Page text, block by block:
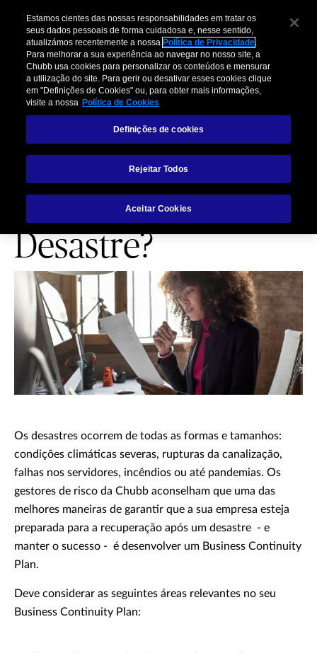
GESTÃO DE RISCO
A Sua Empresa está
Preparada para
Recuperar de um
Desastre?
Os desastres ocorrem de todas as formas e tamanhos:
condições climáticas severas, rupturas da canalização,
falhas nos servidores, incêndios ou até pandemias. Os
gestores de risco da Chubb aconselham que uma das
melhores maneiras de garantir que a sua empresa esteja
preparada para a recuperação após um desastre - e
manter o sucesso - é desenvolver um Business Continuity
Plan.
Deve considerar as seguintes áreas relevantes no seu
Business Continuity Plan:
Estamos cientes das nossas responsabilidades em tratar os
seus dados pessoais de forma cuidadosa e, nesse sentido,
atualizámos recentemente a nossa Política de Privacidade.
Para melhorar a sua experiência ao navegar no nosso site, a
Chubb usa cookies para personalizar os conteúdos e mensurar
a utilização do site. Para gerir ou desativar esses cookies clique
em "Definições de Cookies" ou, para obter mais informações,
visite a nossa Política de Cookies
Definições de cookies
Rejeitar Todos
Aceitar Cookies